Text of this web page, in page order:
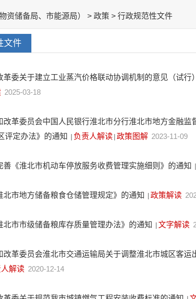
资储备局、市能源局） > 政策 > 行政规范性文件
文件
革委关于建立工业蒸汽价格联动协调机制的意见（试行
2025-03-18
改革委员会中国人民银行淮北市分行淮北市地方金融监
评定办法》的通知 | 负责人解读|政策图解 2023-11-09
善《淮北市机动车停放服务收费管理实施细则》的通知 |
北市地方储备粮食仓储管理规定》的通知 |政策解读
北市市级储备粮库存质量管理办法》的通知 |文字解读
改革委员会淮北市交通运输局关于调整淮北市城区客运
解读 2020-12-14